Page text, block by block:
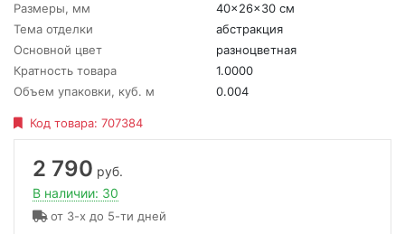
Размеры, мм
40x26x30 см
Тема отделки
абстракция
Основной цвет
разноцветная
Кратность товара
1.0000
Объем упаковки, куб. м
0.004
Код товара: 707384
2 790 руб.
В наличии: 30
от 3-х до 5-ти дней